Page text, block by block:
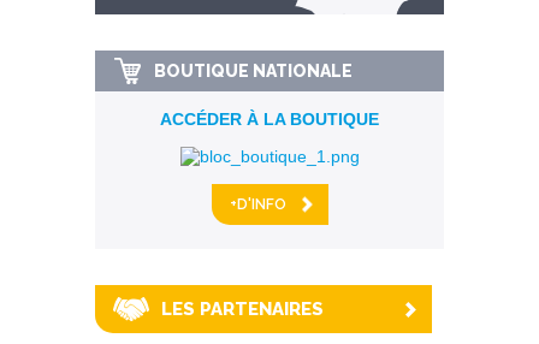
km alentour
BOUTIQUE NATIONALE
ACCÉDER À LA BOUTIQUE
+D'INFO
LES PARTENAIRES